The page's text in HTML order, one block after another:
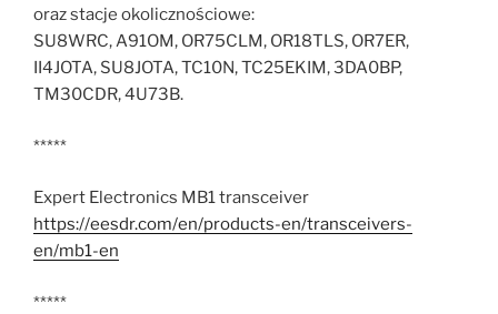
oraz stacje okolicznościowe:
SU8WRC, A91OM, OR75CLM, OR18TLS, OR7ER,
II4JOTA, SU8JOTA, TC10N, TC25EKIM, 3DA0BP,
TM30CDR, 4U73B.
*****
Expert Electronics MB1 transceiver
https://eesdr.com/en/products-en/transceivers-
en/mb1-en
*****